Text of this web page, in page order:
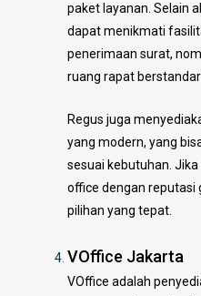
paket layanan. Selain
dapat menikmati
penerimaan surat,
ruang rapat berstandar
Regus juga
yang modern, yang
sesuai kebutuhan.
office dengan reputasi
pilihan yang tepat.
VOffice Jakarta
VOffice adalah